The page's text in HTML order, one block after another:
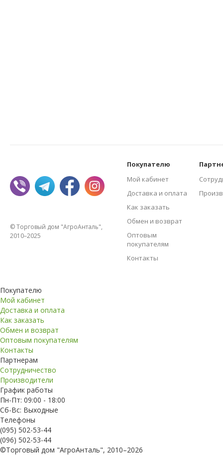
© Торговый дом "АгроАнталь",
2010–2025
Покупателю
Мой кабинет
Доставка и оплата
Как заказать
Обмен и возврат
Оптовым
покупателям
Контакты
Покупателю
Мой кабинет
Доставка и оплата
Как заказать
Обмен и возврат
Оптовым покупателям
Контакты
Партнерам
Сотрудничество
Производители
График работы
Пн-Пт: 09:00 - 18:00
Сб-Вс: Выходные
Телефоны
(095) 502-53-44
(096) 502-53-44
©Торговый дом "АгроАнталь", 2010–2026